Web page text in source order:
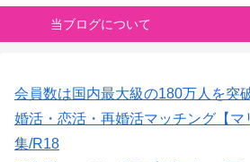
当ブログについて
会員数は国内最大級の180万人を突
婚活・恋活・再婚活マッチング【マ
集/R18